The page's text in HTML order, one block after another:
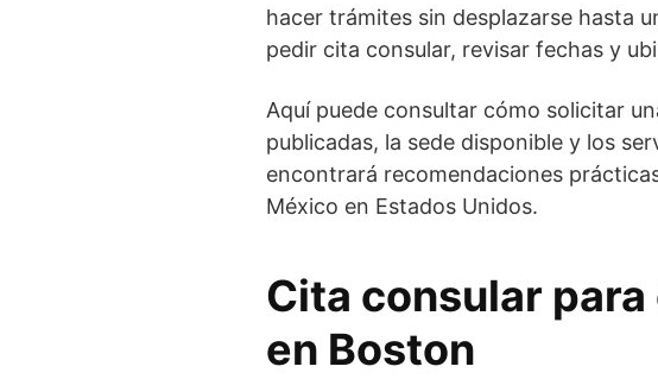
hacer trámites sin desplazarse hasta
pedir cita consular, revisar fechas y
Aquí puede consultar cómo solicitar
publicadas, la sede disponible y los
encontrará recomendaciones
México en Estados Unidos.
Cita consular
en Boston